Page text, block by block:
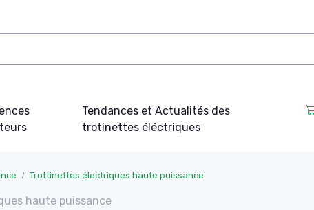
Tendances et Actualités des
trotinettes éléctriques
Trottinettes électriques haute puissance
haute puissance